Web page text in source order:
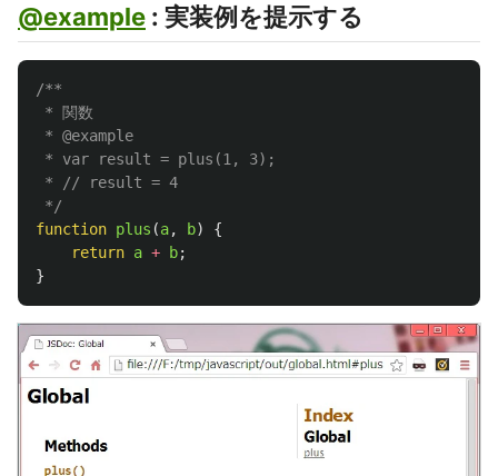
@example : 実装例を提示する
/**
* 関数
* @example
* var result = plus(1, 3);
* // result = 4
*/
function plus (a, b)
{
return a + b;
}